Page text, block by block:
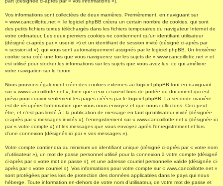
Vos informations sont collectées de deux manières. Premièrement, en naviguant sur
« www.cancoillotte.net », le logiciel phpBB créera un certain nombre de cookies, qui sont
des petits fichiers textes téléchargés dans les fichiers temporaires du navigateur Internet de
votre ordinateur. Les deux premiers cookies ne contiennent qu’un identifiant utilisateur
(désigné ci-après par « user-id ») et un identifiant de session invité (désigné ci-après par
« session-id »), qui vous sont automatiquement assignés par le logiciel phpBB. Un troisième
cookie sera créé une fois que vous naviguerez sur les sujets de « www.cancoillotte.net » et
est utilisé pour stocker les informations sur les sujets que vous avez lus, ce qui améliore
votre navigation sur le forum.
Nous pouvons également créer des cookies externes au logiciel phpBB tout en naviguant
sur « www.cancoillotte.net », bien que ceux-ci soient hors de portée du document qui est
prévu pour couvrir seulement les pages créées par le logiciel phpBB. La seconde manière
est de récupérer l’information que vous nous envoyez et que nous collectons. Ceci peut
être, et n’est pas limité à : la publication de message en tant qu’utilisateur invité (désignée
ci-après par « messages invités »), l’enregistrement sur « www.cancoillotte.net » (désignée ici
par « votre compte ») et les messages que vous envoyez après l’enregistrement et lors
d’une connexion (désignés ici par « vos messages »).
Votre compte contiendra au minimum un identifiant unique (désigné ci-après par « votre nom
d’utilisateur »), un mot de passe personnel utilisé pour la connexion à votre compte (désigné
ci-après par « votre mot de passe »), et une adresse courriel personnelle valide (désignée ci-
après par « votre courriel »). Vos informations pour votre compte sur « www.cancoillotte.net »
sont protégées par les lois de protection des données applicables dans le pays qui nous
héberge. Toute information en-dehors de votre nom d’utilisateur, de votre mot de passe et